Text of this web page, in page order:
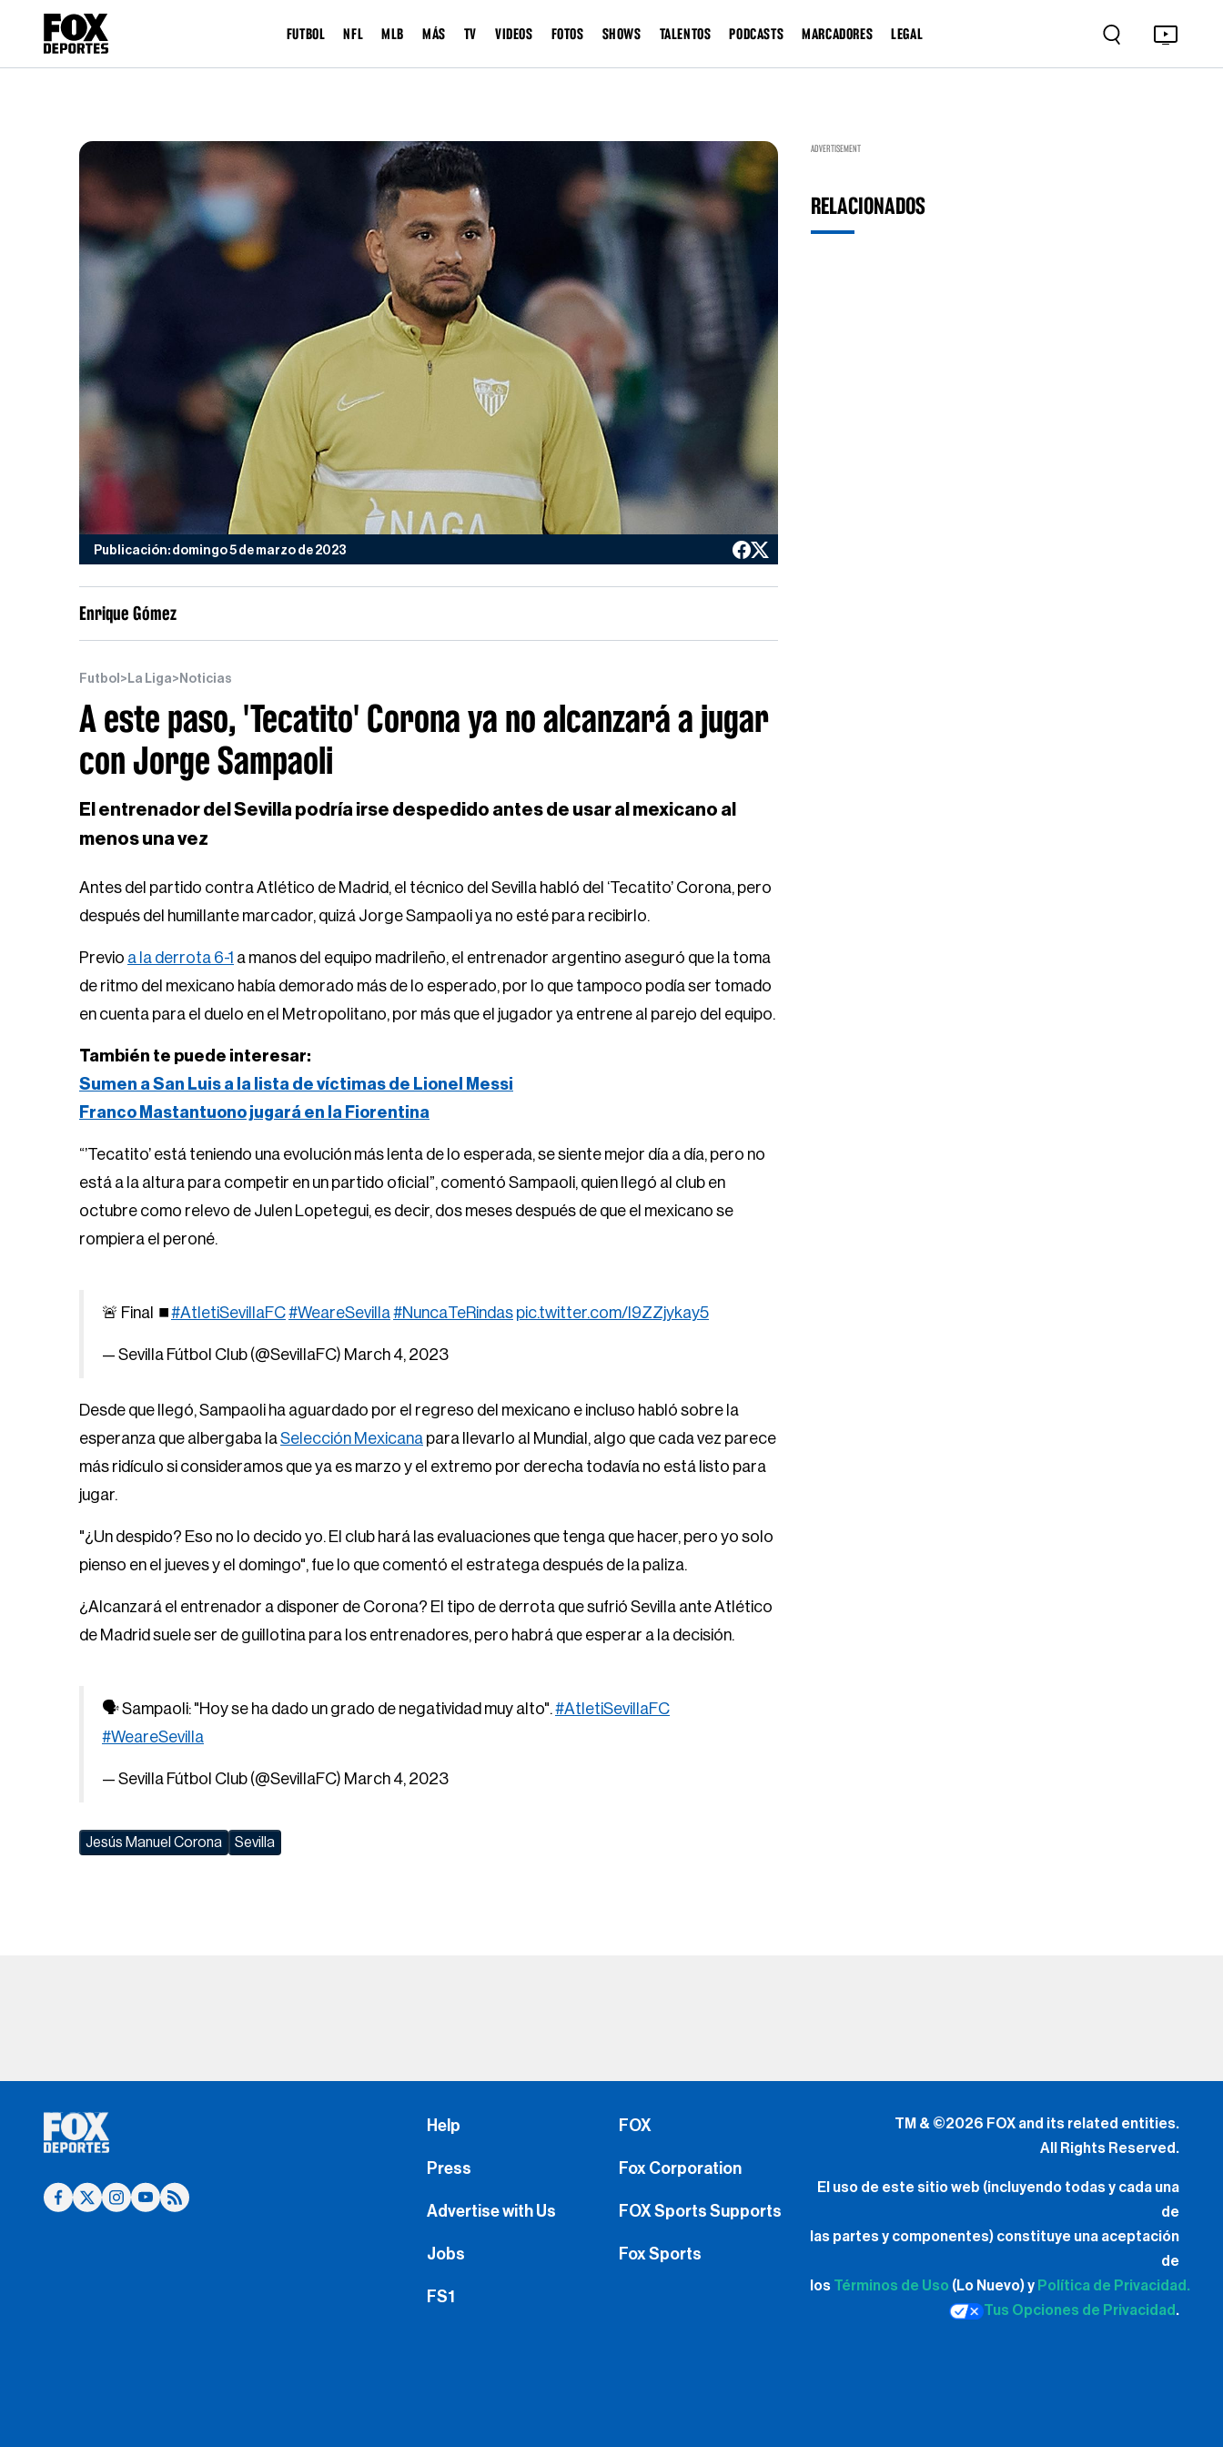
FUTBOL NFL MLB MÁS TV VIDEOS FOTOS SHOWS TALENTOS PODCASTS MARCADORES LEGAL
Publicación: domingo 5 de marzo de 2023
Enrique Gómez
Futbol > La Liga> Noticias
A este paso, 'Tecatito' Corona ya no alcanzará a jugar
con Jorge Sampaoli
El entrenador del Sevilla podría irse despedido antes de usar al mexicano al
menos una vez
Antes del partido contra Atlético de Madrid, el técnico del Sevilla habló del ‘Tecatito’ Corona, pero
después del humillante marcador, quizá Jorge Sampaoli ya no esté para recibirlo.
Previo a la derrota 6-1 a manos del equipo madrileño, el entrenador argentino aseguró que la toma
de ritmo del mexicano había demorado más de lo esperado, por lo que tampoco podía ser tomado
en cuenta para el duelo en el Metropolitano, por más que el jugador ya entrene al parejo del equipo.
También te puede interesar:
Sumen a San Luis a la lista de víctimas de Lionel Messi
Franco Mastantuono jugará en la Fiorentina
“’Tecatito’ está teniendo una evolución más lenta de lo esperada, se siente mejor día a día, pero no
está a la altura para competir en un partido oficial”, comentó Sampaoli, quien llegó al club en
octubre como relevo de Julen Lopetegui, es decir, dos meses después de que el mexicano se
rompiera el peroné.
🚨 Final ⏹️#AtletiSevillaFC#WeareSevilla#NuncaTeRindas pic.twitter.com/l9ZZjykay5
— Sevilla Fútbol Club (@SevillaFC) March 4, 2023
Desde que llegó, Sampaoli ha aguardado por el regreso del mexicano e incluso habló sobre la
esperanza que albergaba laSelección Mexicana para llevarlo al Mundial, algo que cada vez parece
más ridículo si consideramos que ya es marzo y el extremo por derecha todavía no está listo para
jugar.
"¿Un despido? Eso no lo decido yo. El club hará las evaluaciones que tenga que hacer, pero yo solo
pienso en el jueves y el domingo", fue lo que comentó el estratega después de la paliza.
¿Alcanzará el entrenador a disponer de Corona? El tipo de derrota que sufrió Sevilla ante Atlético
de Madrid suele ser de guillotina para los entrenadores, pero habrá que esperar a la decisión.
🗣️ Sampaoli: "Hoy se ha dado un grado de negatividad muy alto".#AtletiSevillaFC
#WeareSevilla
— Sevilla Fútbol Club (@SevillaFC) March 4, 2023
Jesús Manuel Corona Sevilla
ADVERTISEMENT
RELACIONADOS
Help
Press
Advertise with Us
Jobs
FS1
FOX
Fox Corporation
FOX Sports Supports
Fox Sports
TM & ©2026 FOX and its related entities.
All Rights Reserved.
El uso de este sitio web (incluyendo todas y cada una
de
las partes y componentes) constituye una aceptación
de
los Términos de Uso (Lo Nuevo) y Política de Privacidad.
Tus Opciones de Privacidad .